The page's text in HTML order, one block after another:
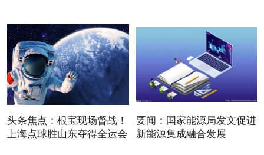
头条焦点：根宝现场督战！
上海点球胜山东夺得全运会
要闻：国家能源局发文促进
新能源集成融合发展